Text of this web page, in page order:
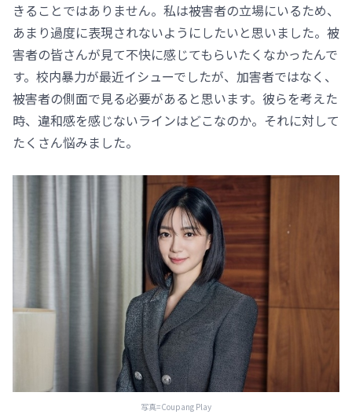
きることではありません。私は被害者の立場にいるため、
あまり過度に表現されないようにしたいと思いました。被
害者の皆さんが見て不快に感じてもらいたくなかったんで
す。校内暴力が最近イシューでしたが、加害者ではなく、
被害者の側面で見る必要があると思います。彼らを考えた
時、違和感を感じないラインはどこなのか。それに対して
たくさん悩みました。
写真=Coupang Play